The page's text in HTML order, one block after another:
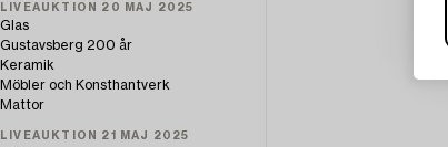
LIVEAUKTION 20 MAJ 2025
Glas
Gustavsberg 200 år
Keramik
Möbler och Konsthantverk
Mattor
LIVEAUKTION 21 MAJ 2025